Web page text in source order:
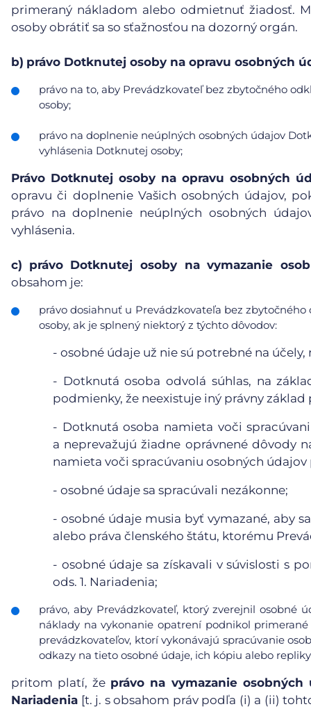
primeraný nákladom alebo odmietnuť žiadosť.
osoby obrátiť sa so sťažnosťou na dozorný orgán.
b) právo Dotknutej osoby na opravu osobných
právo na to, aby Prevádzkovateľ bez zbytočného
osoby;
právo na doplnenie neúplných osobných údajov
vyhlásenia Dotknutej osoby;
Právo Dotknutej osoby na opravu osobných
opravu či doplnenie Vašich osobných údajov,
právo na doplnenie neúplných osobných
vyhlásenia.
c) právo Dotknutej osoby na vymazanie
obsahom je:
právo dosiahnuť u Prevádzkovateľa bez
osoby, ak je splnený niektorý z týchto dôvodov:
- osobné údaje už nie sú potrebné na
- Dotknutá osoba odvolá súhlas, na
podmienky, že neexistuje iný právny
- Dotknutá osoba namieta voči
a neprevažujú žiadne oprávnené dôvody
namieta voči spracúvaniu osobných údajov
- osobné údaje sa spracúvali nezákonne;
- osobné údaje musia byť vymazané, aby
alebo práva členského štátu, ktorému
- osobné údaje sa získavali v súvislosti s
ods. 1. Nariadenia;
právo, aby Prevádzkovateľ, ktorý zverejnil osobné
náklady na vykonanie opatrení podnikol
prevádzkovateľov, ktorí vykonávajú spracúvanie
odkazy na tieto osobné údaje, ich kópiu alebo
pritom platí, že právo na vymazanie
Nariadenia [t. j. s obsahom práv podľa (i) a (ii)